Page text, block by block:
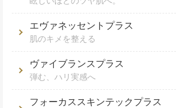
エヴァネッセントプラス
肌のキメを整える
ヴァイブランスプラス
弾む、ハリ実感へ
フォーカススキンテックプラス